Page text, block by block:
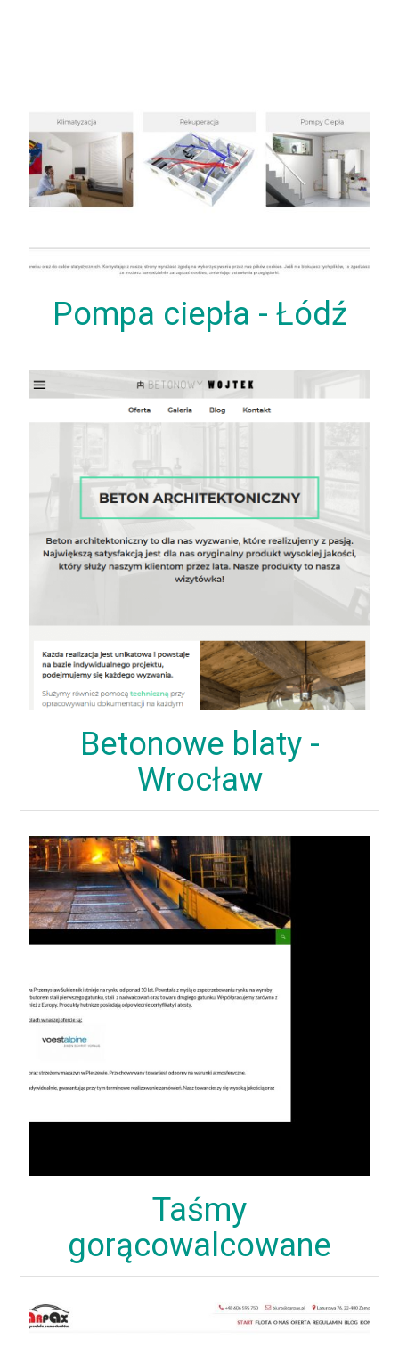
Pompa ciepła - Łódź
Betonowe blaty -
Wrocław
Taśmy
gorącowalcowane